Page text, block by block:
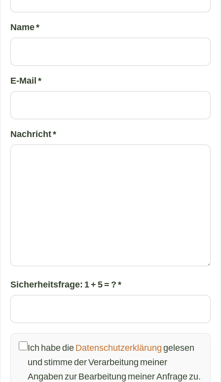
Name *
E-Mail *
Nachricht *
Sicherheitsfrage: 1 + 5 = ? *
Ich habe dieDatenschutzerklärunggelesen
und stimme der Verarbeitung meiner
Angaben zur Bearbeitung meiner Anfrage zu.